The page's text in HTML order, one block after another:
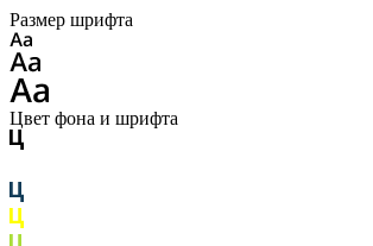
Размер шрифта
Цвет фона и шрифта